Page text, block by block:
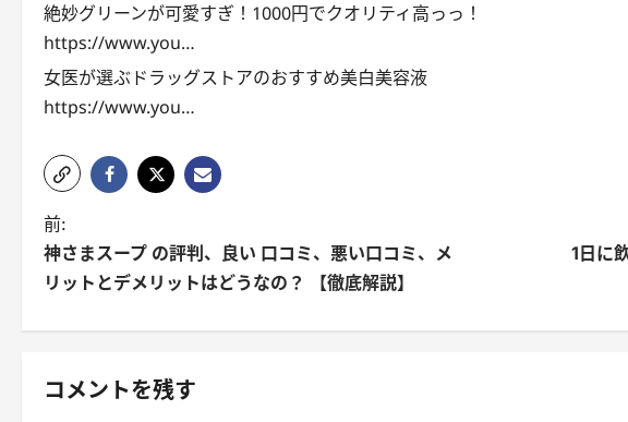
絶妙グリーンが可愛すぎ！1000円でクオリティ高っっ！
https://www.you…
女医が選ぶドラッグストアのおすすめ美白美容液
https://www.you…
投
稿
ゲ
前:
神さまスープ の評判、良い 口コミ、悪い口コミ、メ
リットとデメリットはどうなの？ 【徹底解説】
1日に
コメントを残す